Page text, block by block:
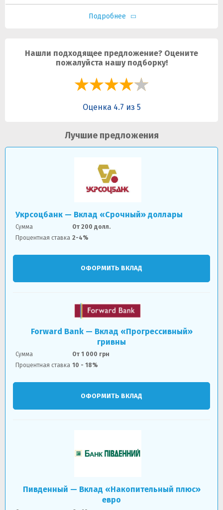
Подробнее
Нашли подходящее предложение? Оцените
пожалуйста нашу подборку!
Оценка 4.7 из 5
Лучшие предложения
Укрсоцбанк — Вклад «Срочный» доллары
Сумма
От 200 долл.
Процентная ставка 2-4%
ОФОРМИТЬ ВКЛАД
Forward Bank — Вклад «Прогрессивный»
гривны
Сумма
От 1 000 грн
Процентная ставка 10 - 18%
ОФОРМИТЬ ВКЛАД
Пивденный — Вклад «Накопительный плюс»
евро